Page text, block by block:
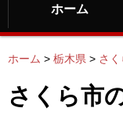
ホーム
ホーム > 栃木県 > さ
さくら市